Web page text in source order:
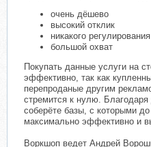
очень дёшево
высокий отклик
никакого регулирования
большой охват
Покупать данные услуги на
эффективно, так как
перепроданые другим
стремится к нулю.
соберёте базы, с которыми
максимально эффективно и
Воркшоп ведет Андрей